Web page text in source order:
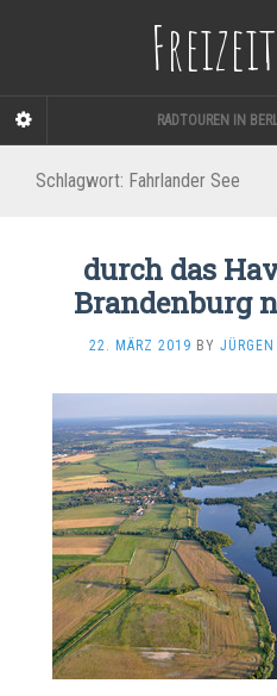
RADTOUREN IN
Schlagwort: Fahrlander See
durch das
Brandenburg
22. MÄRZ 2019 BY JÜRGEN